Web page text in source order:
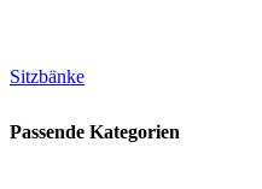
Sitzbänke
Passende Kategorien